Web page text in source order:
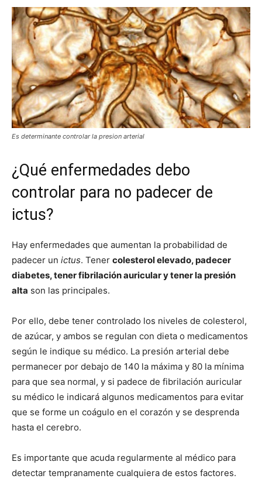
Es determinante controlar la presion arterial
¿Qué enfermedades debo
controlar para no padecer de
ictus?
Hay enfermedades que aumentan la probabilidad de
padecer un ictus. Tener colesterol elevado, padecer
diabetes, tener fibrilación auricular y tener la presión
alta son las principales.
Por ello, debe tener controlado los niveles de colesterol,
de azúcar, y ambos se regulan con dieta o medicamentos
según le indique su médico. La presión arterial debe
permanecer por debajo de 140 la máxima y 80 la mínima
para que sea normal, y si padece de fibrilación auricular
su médico le indicará algunos medicamentos para evitar
que se forme un coágulo en el corazón y se desprenda
hasta el cerebro.
Es importante que acuda regularmente al médico para
detectar tempranamente cualquiera de estos factores.